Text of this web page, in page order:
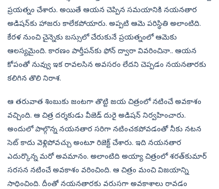
ప్రయత్నం చేశారు. అయితే ఆయన చెప్పిన సమయానికి నయనతార
అడిషన్‌కు హాజరు కాలేకపోయారు. అప్పటి ఆమె పరిస్థితి అలాంటిది.
కేరళ నుంచి చైన్నెకు బస్సులో చేరుకునే ప్రయత్నంలో ఆమెకు
ఆలస్యమైంది. కారణం పార్తీపన్‌కు ఫోన్‌ ద్వారా వివరించినా.. ఆయన
కోపంతో నువ్వు ఇక రావలసిన అవసరం లేదని చెప్పడం నయనతారకు
కలిగిన తొలి నిరాశ.
ఆ తరువాత శింబుకు జంటగా తొట్టి జయ చిత్రంలో నటించే అవకాశం
వచ్చింది. ఆ చిత్ర దర్శకుడు వీజెడ్‌ దురై అడిషన్‌ నిర్వహించారు.
అందులో పాల్గొన్న నయనతార సరిగా నటించకపోవడంతో నీకు నటన
సెట్‌ కాదు వెళ్లిపోవచ్చు అంటూ రిజెక్ట్‌ చేశారు. ఇది నయనతార
ఎదుర్కొన్న మరో అవమానం. అలాంటిది అయ్యా చిత్రంలో శరత్‌కుమార్
సరసన‌ నటించే అవకాశం వరించింది. ఆ చిత్రం మంచి విజయాన్ని
సాధించింది. దీంతో నయనతారకు వరుసగా అవకాశాలు రావడం